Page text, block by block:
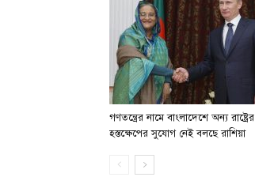
গণতন্ত্রের নামে বাংলাদেশে অন্য রাষ্ট্রের
হস্তক্ষেপের সুযোগ নেই বলছে রাশিয়া